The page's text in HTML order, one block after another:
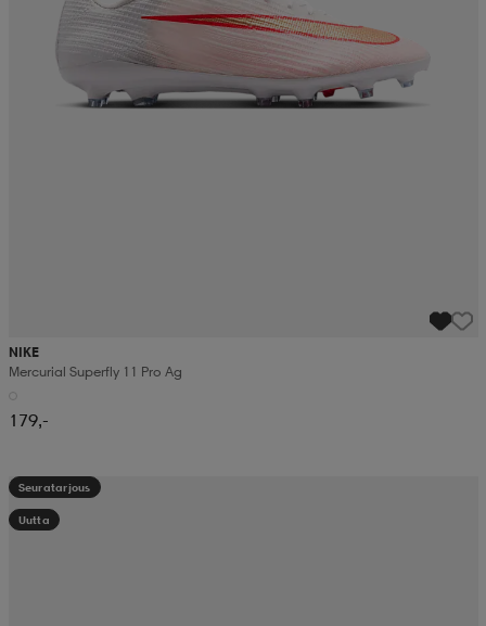
NIKE
Mercurial Superfly 11 Pro Ag
179,-
Seuratarjous
Uutta